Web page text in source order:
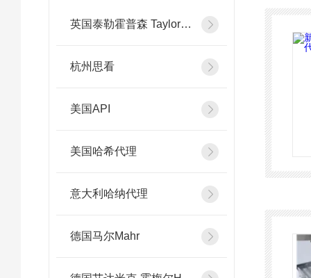
英国泰勒霍普森 Taylor Hobson
杭州思看
美国API
美国哈希代理
意大利哈纳代理
德国马尔Mahr